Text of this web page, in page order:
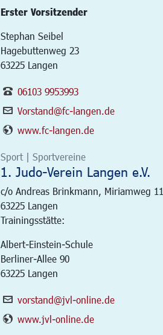
Erster Vorsitzender
Stephan Seibel
Hagebuttenweg 23
63225 Langen
06103 9953993
Vorstand@fc-langen.de
www.fc-langen.de
Sport | Sportvereine
1. Judo-Verein Langen e.V.
c/o Andreas Brinkmann, Miriamweg 11
63225 Langen
Trainingsstätte:
Albert-Einstein-Schule
Berliner-Allee 90
63225 Langen
vorstand@jvl-online.de
www.jvl-online.de